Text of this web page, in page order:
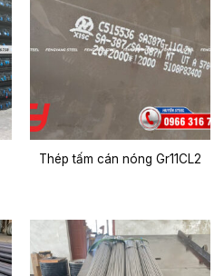
Thép tấm cán nóng Gr11CL2